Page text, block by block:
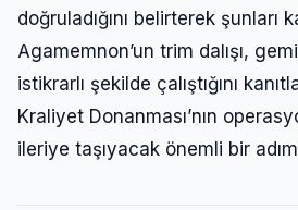
doğruladığını belirterek şunları
Agamemnon’un trim dalışı,
istikrarlı şekilde çalıştığını
Kraliyet Donanması’nın
ileriye taşıyacak önemli bir